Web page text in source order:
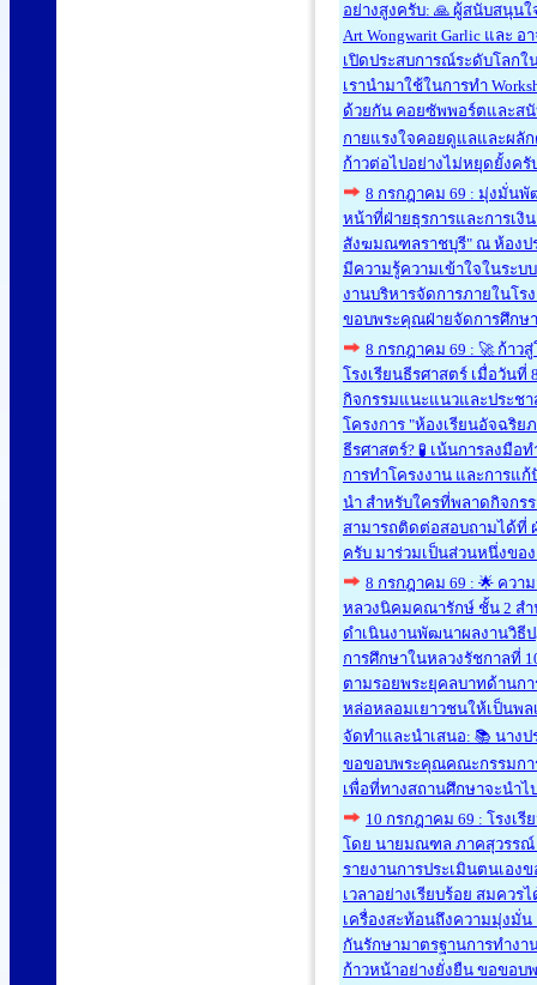
อย่างสูงครับ: 🙏 ผู้สนับสนุน
Art Wongwarit Garlic และ
เปิดประสบการณ์ระดับโลกใ
เรานำมาใช้ในการทำ
ด้วยกัน คอยซัพพอร์ตและส
กายแรงใจคอยดูแลและผลั
ก้าวต่อไปอย่างไม่หยุดยั้งค
8 กรกฎาคม 69 : มุ่งมั่นพั
หน้าที่ฝ่ายธุรการและการเงิ
สังฆมณฑลราชบุรี" ณ ห้องป
มีความรู้ความเข้าใจในระ
งานบริหารจัดการภายในโร
ขอบพระคุณฝ่ายจัดการศึกษ
8 กรกฎาคม 69 : 🚀 ก้าว
โรงเรียนธีรศาสตร์ เมื่อวัน
กิจกรรมแนะแนวและประช
โครงการ "ห้องเรียนอัจฉริยภ
ธีรศาสตร์? 🧪 เน้นการลงมือ
การทำโครงงาน และการแ
นำ สำหรับใครที่พลาดกิจกร
สามารถติดต่อสอบถามได้ที่
ครับ มาร่วมเป็นส่วนหนึ่งข
8 กรกฎาคม 69 : 🌟 ควา
หลวงนิคมคณารักษ์ ชั้น 2 สำ
ดำเนินงานพัฒนาผลงานวิธี
การศึกษาในหลวงรัชกาลที่
ตามรอยพระยุคลบาทด้านก
หล่อหลอมเยาวชนให้เป็นพ
จัดทำและนำเสนอ: 📚 นาง
ขอขอบพระคุณคณะกรรมกา
เพื่อที่ทางสถานศึกษาจะนำ
10 กรกฎาคม 69 : โรงเ
โดย นายมณฑล ภาคสุวรรณ์
รายงานการประเมินตนเอง
เวลาอย่างเรียบร้อย สมคว
เครื่องสะท้อนถึงความมุ่งมั่
กันรักษามาตรฐานการทำง
ก้าวหน้าอย่างยั่งยืน ขอขอ